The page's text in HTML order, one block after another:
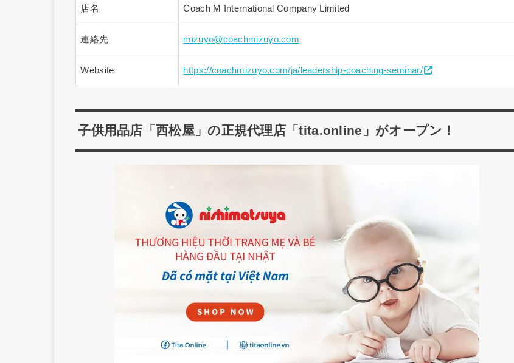
店名 Coach M International Company Limited
連絡先 mizuyo@coachmizuyo.com
Website https://coachmizuyo.com/ja/leadership-coaching-seminar/
子供用品店「西松屋」の正規代理店「tita.online」がオープン！